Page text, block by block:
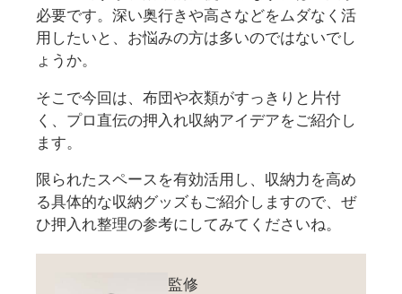
必要です。深い奥行きや高さなどをムダなく活
用したいと、お悩みの方は多いのではないでし
ょうか。
そこで今回は、布団や衣類がすっきりと片付
く、プロ直伝の押入れ収納アイデアをご紹介し
ます。
限られたスペースを有効活用し、収納力を高め
る具体的な収納グッズもご紹介しますので、ぜ
ひ押入れ整理の参考にしてみてくださいね。
監修